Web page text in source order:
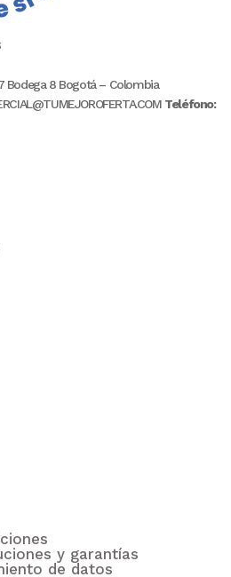
Bodega 8 Bogotá – Colombia
Teléfono:
y garantías
de datos